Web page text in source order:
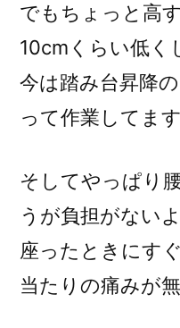
でもちょっと高
10cmくらい低く
今は踏み台昇降
って作業してま
そしてやっぱり
うが負担がない
座ったときにす
当たりの痛みが